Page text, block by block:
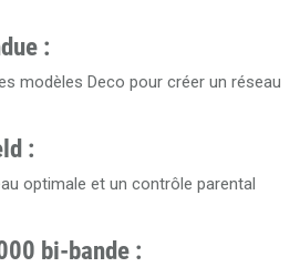
:
modèles Deco pour créer un réseau
:
optimale et un contrôle parental
bi-bande :